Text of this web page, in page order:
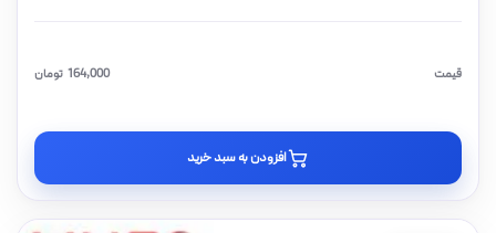
قیمت تومان 164,000
افزودن به سبد خرید